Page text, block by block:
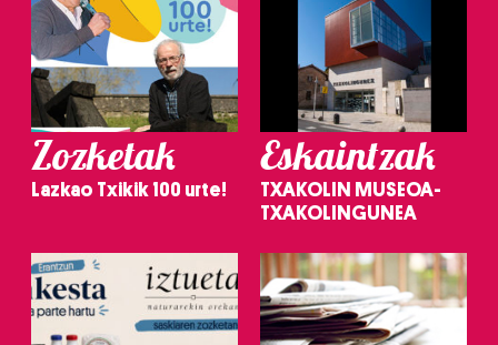
Zozketak
Lazkao Txikik 100 urte!
Eskaintzak
TXAKOLIN MUSEOA-
TXAKOLINGUNEA